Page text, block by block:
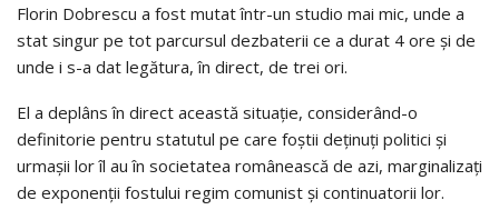
Florin Dobrescu a fost mutat într-un studio mai mic, unde a
stat singur pe tot parcursul dezbaterii ce a durat 4 ore şi de
unde i s-a dat legătura, în direct, de trei ori.
El a deplâns în direct această situaţie, considerând-o
definitorie pentru statutul pe care foştii deţinuţi politici şi
urmaşii lor îl au în societatea românească de azi, marginalizaţi
de exponenţii fostului regim comunist şi continuatorii lor.